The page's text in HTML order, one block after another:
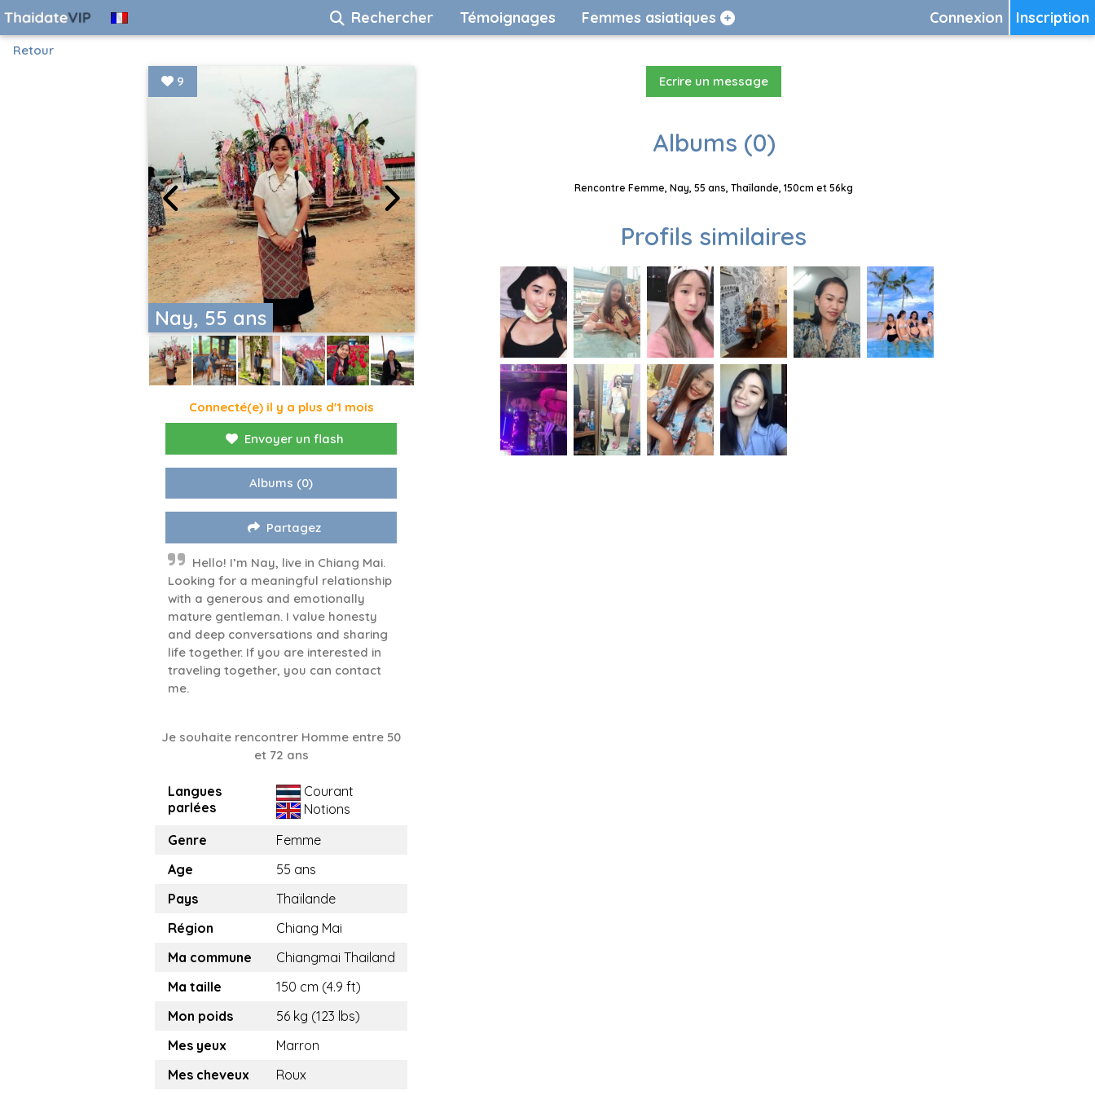
Inscription
Connexion
Rechercher Témoignages Femmes asiatiques
Retour
Nay, 55 ans
9
Connecté(e) il y a plus d'1 mois
Envoyer un flash
Albums (0)
Partagez
Hello! I’m Nay, live in Chiang Mai.
Looking for a meaningful relationship
with a generous and emotionally
mature gentleman. I value honesty
and deep conversations and sharing
life together. If you are interested in
traveling together, you can contact
me.
Je souhaite rencontrer Homme entre 50
et 72 ans
Langues
parlées
Courant
Notions
Genre
Femme
Age
55 ans
Pays
Thaïlande
Région
Chiang Mai
Ma commune
Chiangmai Thailand
Ma taille
150 cm (4.9 ft)
Mon poids
56 kg (123 lbs)
Mes yeux
Marron
Mes cheveux
Roux
Ecrire un message
Albums (0)
Rencontre Femme, Nay, 55 ans, Thaïlande, 150cm et 56kg
Profils similaires